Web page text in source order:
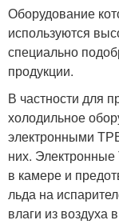
Оборудование
используются
специально
продукции.
В частности для
холодильное
электронными
них.
в камере и
льда на
влаги из воздуха